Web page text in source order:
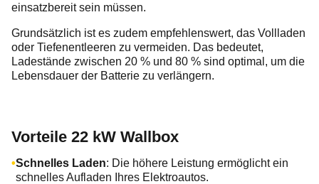
einsatzbereit sein müssen.
Grundsätzlich ist es zudem empfehlenswert, das Vollladen
oder Tiefenentleeren zu vermeiden. Das bedeutet,
Ladestände zwischen 20 % und 80 % sind optimal, um die
Lebensdauer der Batterie zu verlängern.
Vorteile 22 kW Wallbox
Schnelles Laden: Die höhere Leistung ermöglicht ein
schnelles Aufladen Ihres Elektroautos.